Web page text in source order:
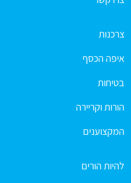
צרכנות
איפה הכסף
בטיחות
הורות וקריירה
המקצוענים
להיות הורים